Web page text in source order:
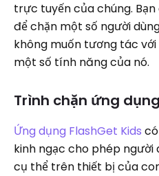
trực tuyến của chúng.
để chặn một số người
không muốn tương tác
một số tính năng của nó.
Trình chặn ứng dụng
Ứng dụng FlashGet Kids
kinh ngạc cho phép
cụ thể trên thiết bị của